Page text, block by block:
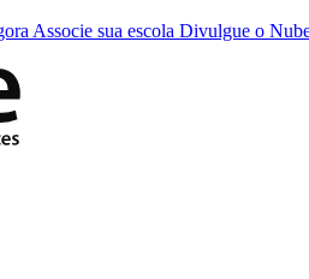
Associe sua escola Divulgue o